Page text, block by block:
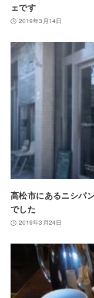
ェです
2019年3月14日
高松市にあるニシパ
でした
2019年3月24日